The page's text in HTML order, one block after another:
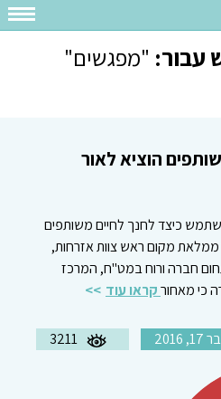
עבור: "מפגשים"
הוציא לאור
כיצד לחנך לחיים משותפים
מקום ראש צוות אזרחות,
חברה ורוח במט"ח, המרכז
כי מאחורקראו עוד
3211